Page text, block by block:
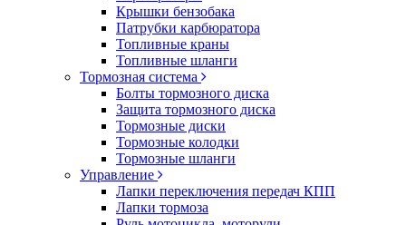
Крышки бензобака
Патрубки карбюратора
Топливные краны
Топливные шланги
Тормозная система
Болты тормозного диска
Защита тормозного диска
Тормозные диски
Тормозные колодки
Тормозные шланги
Управление
Лапки переключения передач КПП
Лапки тормоза